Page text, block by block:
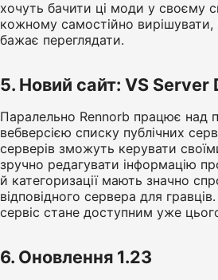
хочуть бачити ці моди у своєму
кожному самостійно вирішувати,
бажає переглядати.
5. Новий сайт: VS Server
Паралельно Rennorb працює над
вебверсією списку публічних
серверів зможуть керувати
зручно редагувати інформацію
й категоризації мають значно
відповідного сервера для
сервіс стане доступним уже
6. Оновлення 1.23